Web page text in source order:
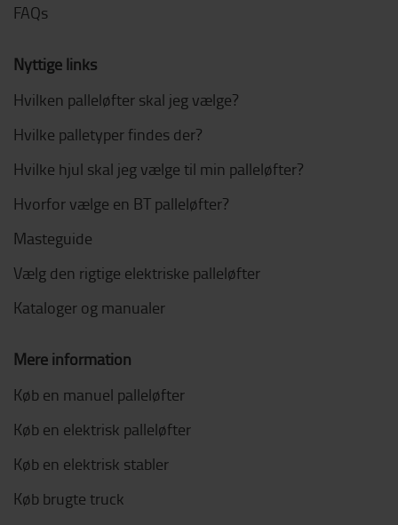
FAQs
Nyttige links
Hvilken palleløfter skal jeg vælge?
Hvilke palletyper findes der?
Hvilke hjul skal jeg vælge til min palleløfter?
Hvorfor vælge en BT palleløfter?
Masteguide
Vælg den rigtige elektriske palleløfter
Kataloger og manualer
Mere information
Køb en manuel palleløfter
Køb en elektrisk palleløfter
Køb en elektrisk stabler
Køb brugte truck